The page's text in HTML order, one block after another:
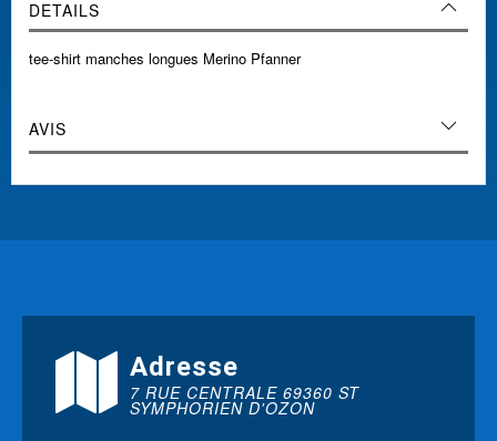
DETAILS
tee-shirt manches longues Merino Pfanner
AVIS
Adresse
7 RUE CENTRALE 69360 ST
SYMPHORIEN D'OZON